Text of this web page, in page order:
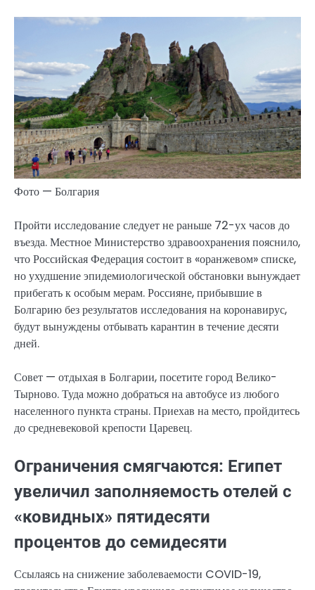
Фото — Болгария
Пройти исследование следует не раньше 72-ух часов до
въезда. Местное Министерство здравоохранения пояснило,
что Российская Федерация состоит в «оранжевом» списке,
но ухудшение эпидемиологической обстановки вынуждает
прибегать к особым мерам. Россияне, прибывшие в
Болгарию без результатов исследования на коронавирус,
будут вынуждены отбывать карантин в течение десяти
дней.
Совет — отдыхая в Болгарии, посетите город Велико-
Тырново. Туда можно добраться на автобусе из любого
населенного пункта страны. Приехав на место, пройдитесь
до средневековой крепости Царевец.
Ограничения смягчаются: Египет
увеличил заполняемость отелей с
«ковидных» пятидесяти
процентов до семидесяти
Ссылаясь на снижение заболеваемости COVID-19,